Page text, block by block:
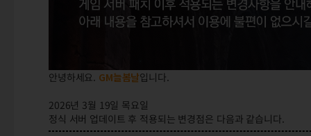
안녕하세요. GM늘봄날입니다.
2026년 3월 19일 목요일
정식 서버 업데이트 후 적용되는 변경점은 다음과 같습니다.